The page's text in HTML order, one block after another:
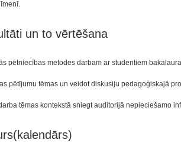
un to vērtēšana
pētniecības metodes darbam ar studentiem
pētījumu tēmas un veidot diskusiju pedagoģiskajā
tēmas kontekstā sniegt auditorijā nepieciešamo